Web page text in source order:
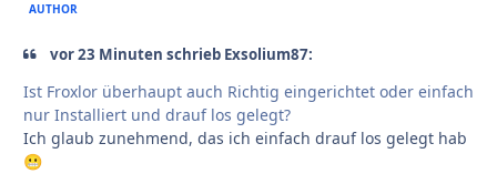
AUTHOR
vor 23 Minuten schrieb Exsolium87:
Ist Froxlor überhaupt auch Richtig eingerichtet oder einfach
nur Installiert und drauf los gelegt?
Ich glaub zunehmend, das ich einfach drauf los gelegt hab
😬